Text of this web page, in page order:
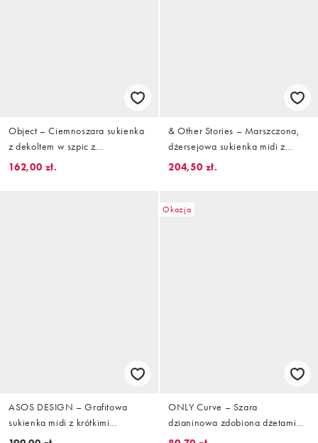
Object – Ciemnoszara sukienka
z dekoltem w szpic z
prążkowanej dzianiny
162,00 zł.
& Other Stories – Marszczona,
dżersejowa sukienka midi z
asymetrycznym dołem, w szarym
204,50 zł.
ASOS DESIGN – Grafitowa
sukienka midi z krótkimi
rękawami i ozdobnym
Okazja
ONLY Curve – Szara
dzianinowa zdobiona dżetami
sukienka midi z dekoltem V